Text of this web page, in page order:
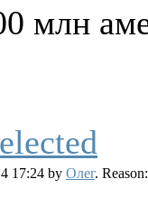
млн
17:24 by Олег.